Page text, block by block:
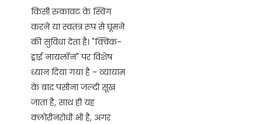
किसी रुकावट के स्विंग
करने या स्वतंत्र रूप से घूमने
की सुविधा देता है। "क्विक-
ड्राई नायलॉन" पर विशेष
ध्यान दिया गया है - व्यायाम
के बाद पसीना जल्दी सूख
जाता है, साथ ही यह
क्लोरीनरोधी भी है, अगर